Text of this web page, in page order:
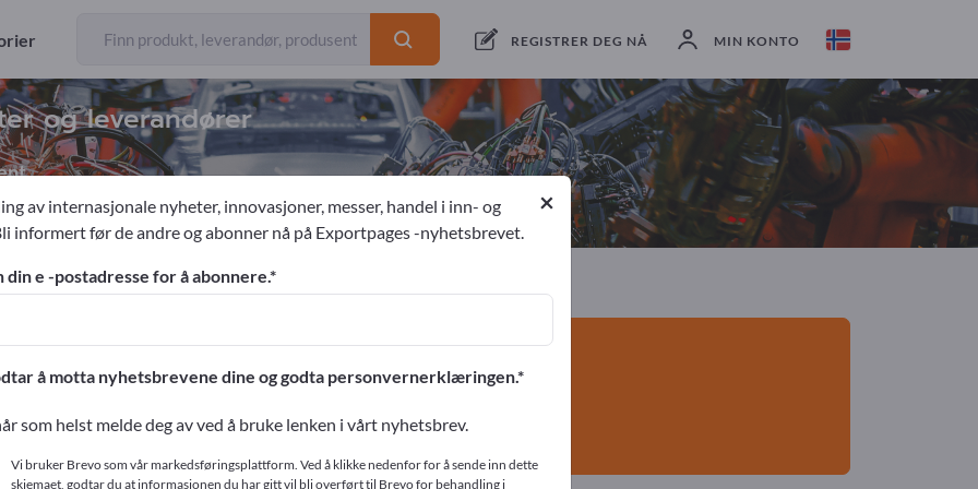
REGISTRER DEG NÅ MIN KONTO
og leverandører
eksportører Produsent
& løfte Gaffeltrucker Løfteutstyr
>> start her
på Exportpages.
×
av internasjonale nyheter, innovasjoner, messer, handel i inn- og
informert før de andre og abonner nå på Exportpages -nyhetsbrevet.
din e -postadresse for å abonnere.
å motta nyhetsbrevene dine og godta personvernerklæringen.
som helst melde deg av ved å bruke lenken i vårt nyhetsbrev.
Vi bruker Brevo som vår markedsføringsplattform. Ved å klikke nedenfor for å sende inn dette
skjemaet, godtar du at informasjonen du har gitt vil bli overført til Brevo for behandling i